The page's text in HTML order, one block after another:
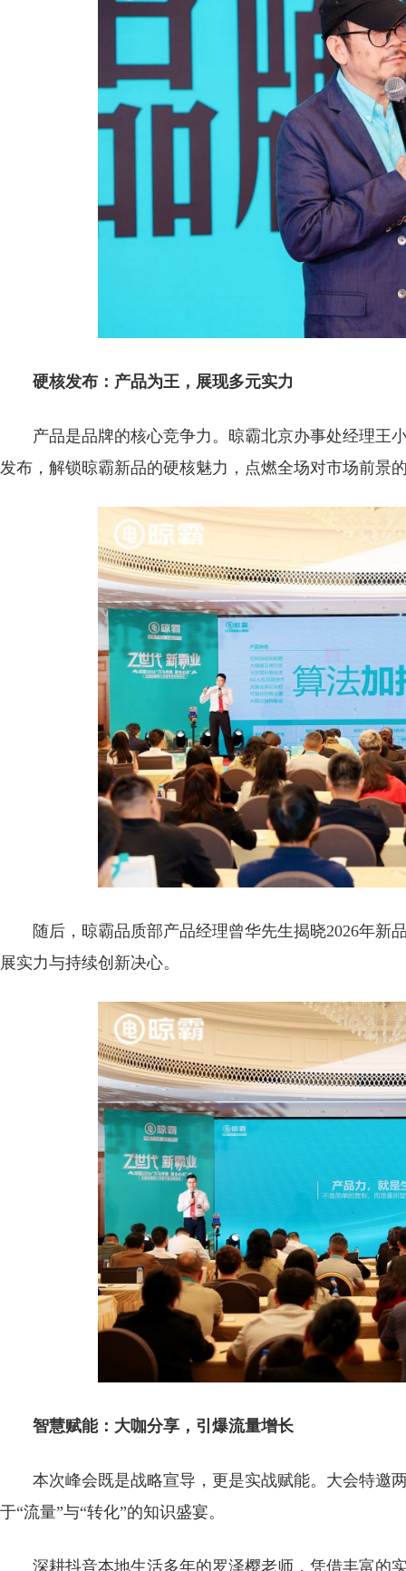
硬核发布：产品为王，展现多元实力
产品是品牌的核心竞争力。晾霸北京办事处经理王
发布，解锁晾霸新品的硬核魅力，点燃全场对市场前景
随后，晾霸品质部产品经理曾华先生揭晓2026年新
展实力与持续创新决心。
智慧赋能：大咖分享，引爆流量增长
本次峰会既是战略宣导，更是实战赋能。大会特邀
于“流量”与“转化”的知识盛宴。
深耕抖音本地生活多年的罗泽樱老师，凭借丰富的